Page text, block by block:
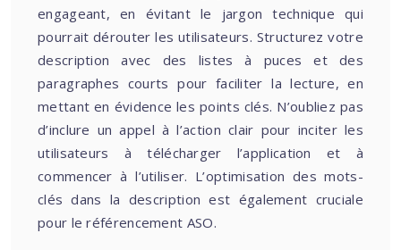
engageant, en évitant le jargon technique qui
pourrait dérouter les utilisateurs. Structurez votre
description avec des listes à puces et des
paragraphes courts pour faciliter la lecture, en
mettant en évidence les points clés. N’oubliez pas
d’inclure un appel à l’action clair pour inciter les
utilisateurs à télécharger l’application et à
commencer à l’utiliser. L’optimisation des mots-
clés dans la description est également cruciale
pour le référencement ASO.